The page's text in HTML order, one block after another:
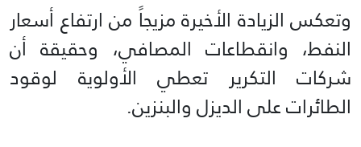
وتعكس الزيادة الأخيرة مزيجاً من ارتفاع أسعار
النفط، وانقطاعات المصافي، وحقيقة أن
شركات التكرير تعطي الأولوية لوقود
الطائرات على الديزل والبنزين.